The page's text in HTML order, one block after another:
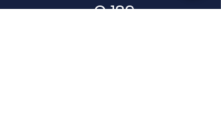
€ 189